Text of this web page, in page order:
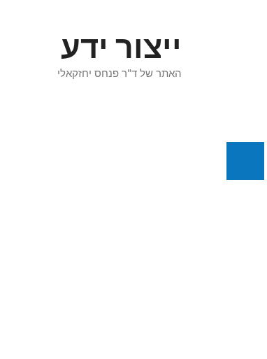
ייצור ידע
האתר של ד"ר פנחס יחזקאלי